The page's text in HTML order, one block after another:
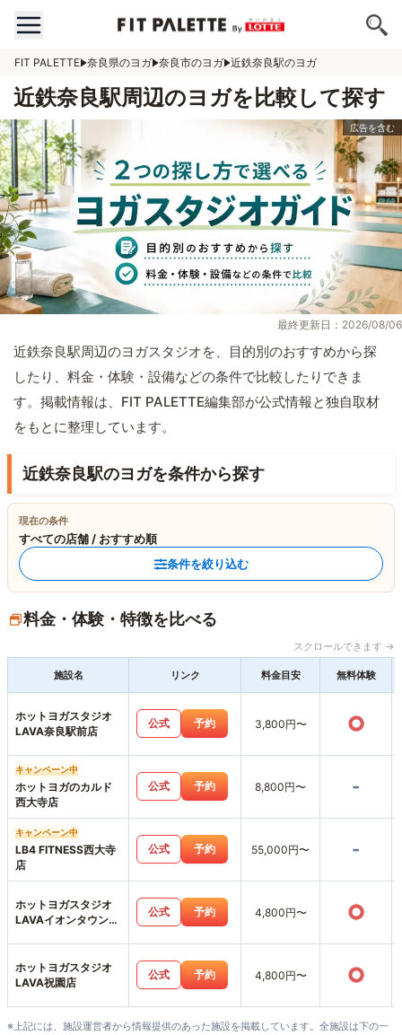
FIT PALETTE 奈良県のヨガ 奈良市のヨガ 近鉄奈良駅のヨガ
近鉄奈良駅周辺のヨガを比較して探す
最終更新日：2026/08/06
近鉄奈良駅周辺のヨガスタジオを、目的別のおすすめから探
したり、料金・体験・設備などの条件で比較したりできま
す。掲載情報は、FIT PALETTE編集部が公式情報と独自取材
をもとに整理しています。
近鉄奈良駅のヨガを条件から探す
現在の条件
すべての店舗 / おすすめ順
条件を絞り込む
料金・体験・特徴を比べる
スクロールできます →
施設名 リンク 料金目安 無料体験
ホットヨガスタジオ
LAVA奈良駅前店
公式 予約 3,800円〜 ○
キャンペーン中
ホットヨガのカルド
西大寺店
公式 予約 8,800円〜 -
キャンペーン中
LB4 FITNESS西大寺
店
公式 予約 55,000円〜 -
ホットヨガスタジオ
LAVAイオンタウン富
公式 予約 4,800円〜 ○
ホットヨガスタジオ
LAVA祝園店
公式 予約 4,800円〜 ○
※上記には、施設運営者から情報提供のあった施設を掲載しています。全施設は下の一